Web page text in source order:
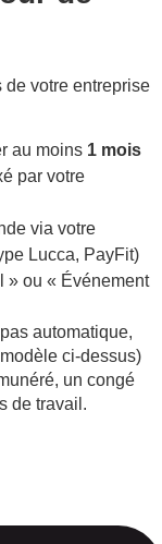
de votre entreprise
au moins 1 mois
par votre
via votre
Lucca, PayFit)
» ou « Événement
automatique,
ci-dessus)
un congé
de travail.